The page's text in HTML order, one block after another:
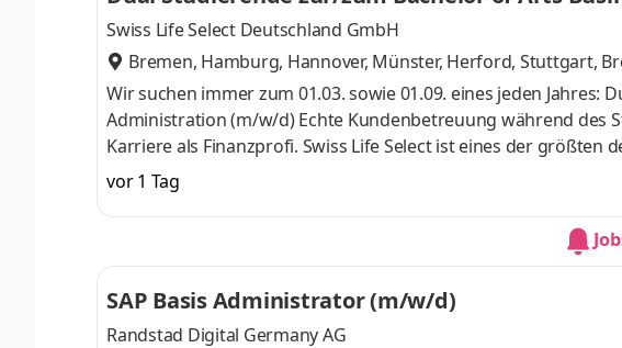
Swiss Life Select Deutschland GmbH
Bremen, Hamburg, Hannover, Münster, Herford, Stuttgart,
Wir suchen immer zum 01.03. sowie 01.09. eines jeden Jahres:
Administration (m/w/d) Echte Kundenbetreuung während des
Karriere als Finanzprofi. Swiss Life Select ist eines der
Swiss Life-Gruppe, einem führenden Anbieter von
Beraterinnen und Berater unterstützen Menschen dabei, ihr
mit Zuversicht in ihre Zukunft blicken können. Aufgaben
vor 1 Tag
SAP Basis Administrator (m/w/d)
Randstad Digital Germany AG